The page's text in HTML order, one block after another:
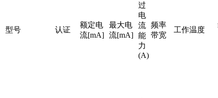
型号 认证
额定电
流[mA]
最大电
流[mA]
过
电
流
能
力
(A)
频率
带宽
工作温度